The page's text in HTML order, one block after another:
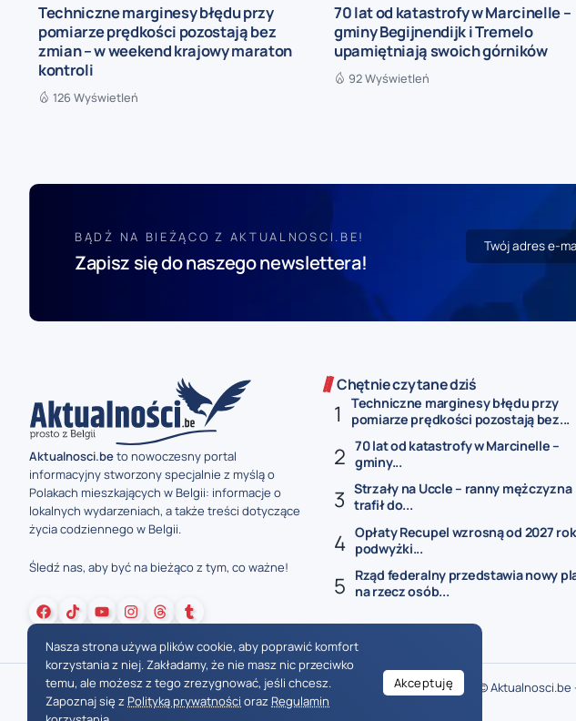
Techniczne marginesy błędu przy
pomiarze prędkości pozostają bez
zmian – w weekend krajowy maraton
kontroli
126 Wyświetleń
70 lat od katastrofy w Marcinelle –
gminy Begijnendijk i Tremelo
upamiętniają swoich górników
92 Wyświetleń
BĄDŹ NA BIEŻĄCO Z AKTUALNOSCI.BE!
Zapisz się do naszego newslettera!
Aktualnosci.beto nowoczesny portal
informacyjny stworzony specjalnie z myślą o
Polakach mieszkających w Belgii: informacje o
lokalnych wydarzeniach, a także treści dotyczące
życia codziennego w Belgii.
Śledź nas, aby być na bieżąco z tym, co ważne!
Chętnie czytane dziś
Techniczne marginesy błędu przy
pomiarze prędkości pozostają bez...
70 lat od katastrofy w Marcinelle –
gminy...
Strzały na Uccle – ranny mężczyzna
trafił do...
Opłaty Recupel wzrosną od 2027
podwyżki...
Rząd federalny przedstawia nowy
na rzecz osób...
© Aktualnosci.be
Nasza strona używa plików cookie, aby poprawić komfort
korzystania z niej. Zakładamy, że nie masz nic przeciwko
temu, ale możesz z tego zrezygnować, jeśli chcesz.
Zapoznaj się z Polityką prywatności oraz Regulamin
Akceptuję